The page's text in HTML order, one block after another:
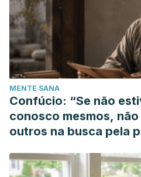
MENTE SANA
Confúcio: “Se não
conosco mesmos,
outros na busca pela